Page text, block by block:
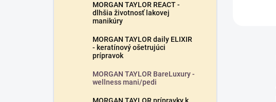
MORGAN TAYLOR REACT -
dlhšia životnosť lakovej
manikúry
MORGAN TAYLOR daily ELIXIR
- keratínový ošetrujúci
prípravok
MORGAN TAYLOR BareLuxury -
wellness mani/pedi